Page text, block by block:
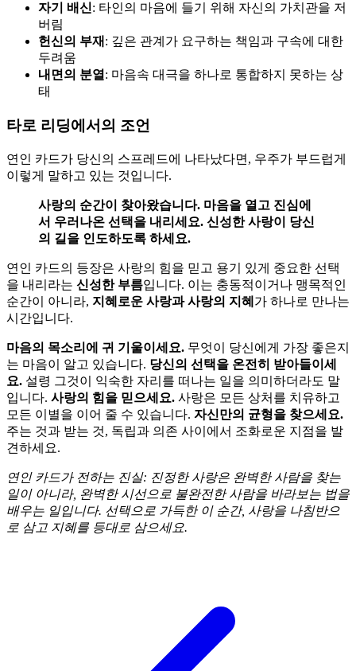
자기 배신: 타인의 마음에 들기 위해 자신의 가치관을 저
버림
헌신의 부재 : 깊은 관계가 요구하는 책임과 구속에 대한
두려움
내면의 분열 : 마음속 대극을 하나로 통합하지 못하는 상
태
타로 리딩에서의 조언
연인 카드가 당신의 스프레드에 나타났다면, 우주가 부드럽게
이렇게 말하고 있는 것입니다.
사랑의 순간이 찾아왔습니다. 마음을 열고 진심에
서 우러나온 선택을 내리세요. 신성한 사랑이 당신
의 길을 인도하도록 하세요.
연인 카드의 등장은 사랑의 힘을 믿고 용기 있게 중요한 선택
을 내리라는 신성한 부름입니다. 이는 충동적이거나 맹목적인
순간이 아니라, 지혜로운 사랑과 사랑의 지혜 가 하나로 만나는
시간입니다.
마음의 목소리에 귀 기울이세요. 무엇이 당신에게 가장 좋은지
는 마음이 알고 있습니다. 당신의 선택을 온전히 받아들이세
요. 설령 그것이 익숙한 자리를 떠나는 일을 의미하더라도 말
입니다. 사랑의 힘을 믿으세요. 사랑은 모든 상처를 치유하고
모든 이별을 이어 줄 수 있습니다. 자신만의 균형을 찾으세요.
주는 것과 받는 것, 독립과 의존 사이에서 조화로운 지점을 발
견하세요.
연인 카드가 전하는 진실: 진정한 사랑은 완벽한 사람을 찾는
일이 아니라, 완벽한 시선으로 불완전한 사람을 바라보는 법을
배우는 일입니다. 선택으로 가득한 이 순간, 사랑을 나침반으
로 삼고 지혜를 등대로 삼으세요.